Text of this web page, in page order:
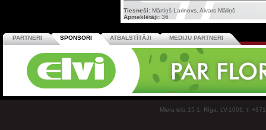
Tiesneši: Mārtiņš Larinovs, Aivars Māliņš
Apmeklētāji: 36
PARTNERI SPONSORI ATBALSTĪTĀJI MEDIJU PARTNERI
Miera iela 15-1, Rīga, LV-1001, t: